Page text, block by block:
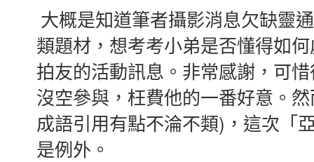
大概是知道筆者攝影消息欠缺靈
類題材，想考考小弟是否懂得如
拍友的活動訊息。非常感謝，可
沒空參與，枉費他的一番好意。
成語引用有點不淪不類)，這次「
是例外。